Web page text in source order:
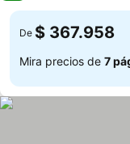
De $ 367.958
Mira precios de 7